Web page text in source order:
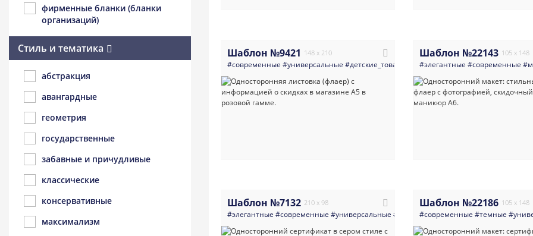
фирменные бланки (бланки
организаций)
Стиль и тематика
абстракция
авангардные
геометрия
государственные
забавные и причудливые
классические
консервативные
максимализм
Шаблон №9421 148 x 210
#современные #универсальные #детские_товары
Шаблон №22143 105 x 148
#элегантные #современные
Шаблон №7132 210 x 98
#элегантные #современные #универсальные #услуги_для_бизнеса#хенд_мейд
Шаблон №22186 105 x 148
#современные #темные